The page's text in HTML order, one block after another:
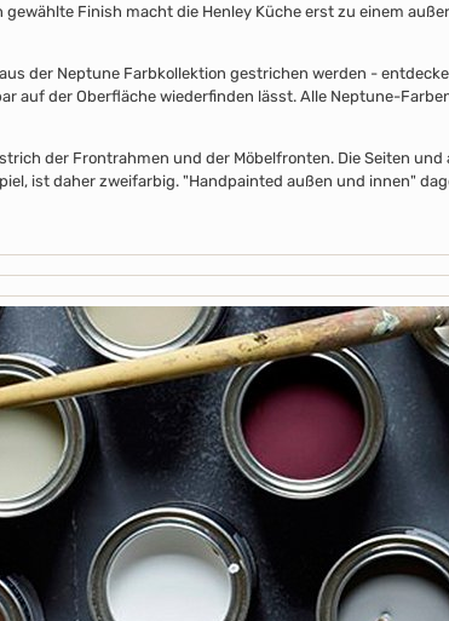
Finish macht die Henley Küche erst zu einem
der Neptune Farbkollektion gestrichen werden -
auf der Oberfläche wiederfinden lässt. Alle Neptune-
der Frontrahmen und der Möbelfronten. Die Seiten
ist daher zweifarbig. "Handpainted außen und innen"